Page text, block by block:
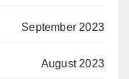
September 2023
August 2023